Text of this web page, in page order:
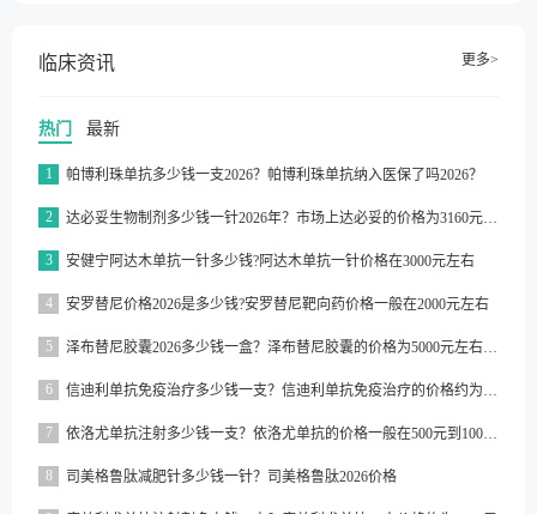
临床资讯 更多>
热门 最新
1 帕博利珠单抗多少钱一支2026？帕博利珠单抗纳入医保了吗2026？
2 达必妥生物制剂多少钱一针2026年？市场上达必妥的价格为3160元/支左右
3 安健宁阿达木单抗一针多少钱?阿达木单抗一针价格在3000元左右
4 安罗替尼价格2026是多少钱?安罗替尼靶向药价格一般在2000元左右
5 泽布替尼胶囊2026多少钱一盒？泽布替尼胶囊的价格为5000元左右一盒
6 信迪利单抗免疫治疗多少钱一支？信迪利单抗免疫治疗的价格约为2843元一支
7 依洛尤单抗注射多少钱一支？依洛尤单抗的价格一般在500元到1000元之间一支
8 司美格鲁肽减肥针多少钱一针？司美格鲁肽2026价格